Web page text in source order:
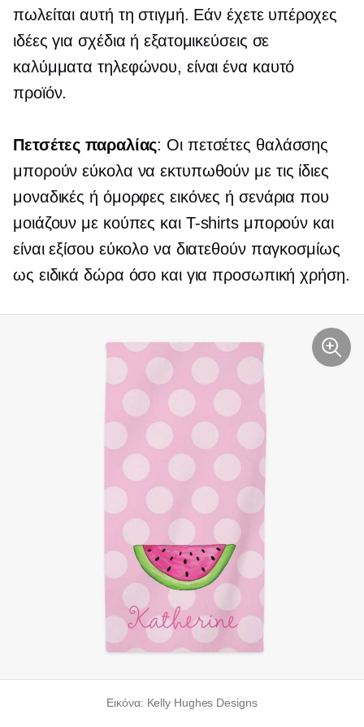
πωλείται αυτή τη στιγμή. Εάν έχετε υπέροχες
ιδέες για σχέδια ή εξατομικεύσεις σε
καλύμματα τηλεφώνου, είναι ένα καυτό
προϊόν.
Πετσέτες παραλίας: Οι πετσέτες θαλάσσης
μπορούν εύκολα να εκτυπωθούν με τις ίδιες
μοναδικές ή όμορφες εικόνες ή σενάρια που
μοιάζουν με κούπες και T-shirtsμπορούν και
είναι εξίσου εύκολο να διατεθούν παγκοσμίως
ως ειδικά δώρα όσο και για προσωπική χρήση.
Εικόνα: Kelly Hughes Designs